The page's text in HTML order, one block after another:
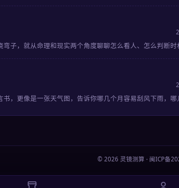
子，就从命理和现实两个角度聊聊怎么看人、怎么判断
，更像是一张天气图，告诉你哪几个月容易刮风下雨，
© 2026 灵镜测算 · 闽ICP备